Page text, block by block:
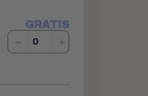
GRATIS
− +